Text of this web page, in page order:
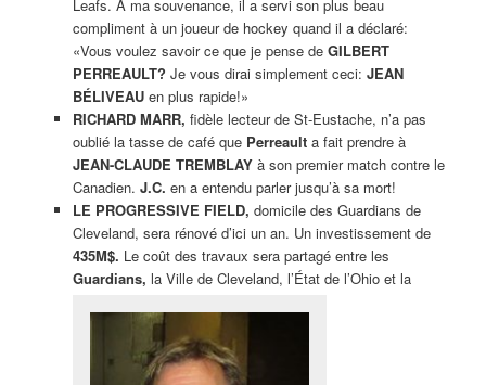
Leafs. À ma souvenance, il a servi son plus beau
compliment à un joueur de hockey quand il a déclaré:
«Vous voulez savoir ce que je pense de GILBERT
PERREAULT? Je vous dirai simplement ceci: JEAN
BÉLIVEAUen plus rapide!»
RICHARD MARR, fidèle lecteur de St-Eustache, n’a pas
oublié la tasse de café que Perreaulta fait prendre à
JEAN-CLAUDE TREMBLAYà son premier match contre le
Canadien. J.C. en a entendu parler jusqu’à sa mort!
LE PROGRESSIVE FIELD, domicile des Guardians de
Cleveland, sera rénové d’ici un an. Un investissement de
435M$. Le coût des travaux sera partagé entre les
Guardians, la Ville de Cleveland, l’État de l’Ohio et la